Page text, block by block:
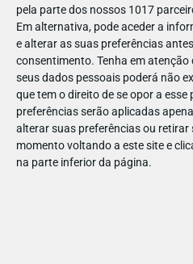
pela parte dos nossos 1017
Em alternativa, pode aceder a
e alterar as suas preferências
consentimento. Tenha em
seus dados pessoais poderá não
que tem o direito de se opor a
preferências serão aplicadas
alterar suas preferências ou
momento voltando a este site e
na parte inferior da página.